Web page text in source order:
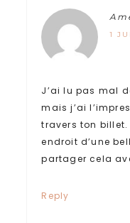
1
J’ai lu pas mal
mais j’ai
travers ton
endroit d’une
partager cela
Reply